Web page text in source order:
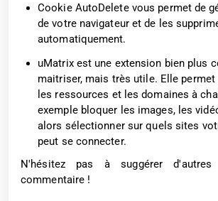
Cookie AutoDelete vous permet de
de votre navigateur et de les
automatiquement.
uMatrix est une extension bien plus
maitriser, mais très utile. Elle
les ressources et les domaines à
exemple bloquer les images, les
alors sélectionner sur quels sites
peut se connecter.
N'hésitez pas à suggérer d'autres
commentaire !